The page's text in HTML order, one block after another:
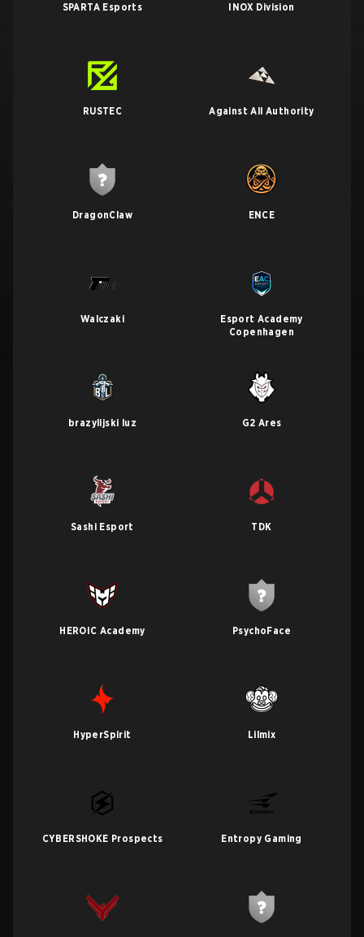
SPARTA Esports INOX Division
RUSTEC Against All Authority
DragonClaw ENCE
Walczaki
Esport Academy
Copenhagen
brazylijski luz G2 Ares
Sashi Esport TDK
HEROIC Academy PsychoFace
HyperSpirit Lilmix
CYBERSHOKE Prospects Entropy Gaming